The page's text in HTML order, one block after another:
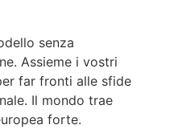
senza
Assieme i vostri
far fronti alle sfide
Il mondo trae
forte.